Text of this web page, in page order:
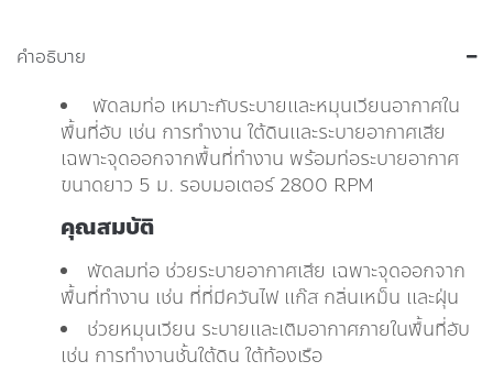
คำอธิบาย
พัดลมท่อ เหมาะกับระบายและหมุนเวียนอากาศใน
พื้นที่อับ เช่น การทำงาน ใต้ดินและระบายอากาศเสีย
เฉพาะจุดออกจากพื้นที่ทำงาน พร้อมท่อระบายอากาศ
ขนาดยาว 5 ม. รอบมอเตอร์ 2800 RPM
คุณสมบัติ
พัดลมท่อ ช่วยระบายอากาศเสีย เฉพาะจุดออกจาก
พื้นที่ทำงาน เช่น ที่ที่มีควันไฟ แก๊ส กลิ่นเหม็น และฝุ่น
ช่วยหมุนเวียน ระบายและเติมอากาศภายในพื้นที่อับ
เช่น การทำงานชั้นใต้ดิน ใต้ท้องเรือ